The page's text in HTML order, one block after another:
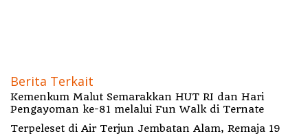
Berita Terkait
Kemenkum Malut Semarakkan HUT RI dan Hari
Pengayoman ke-81 melalui Fun Walk di Ternate
Terpeleset di Air Terjun Jembatan Alam, Remaja 19